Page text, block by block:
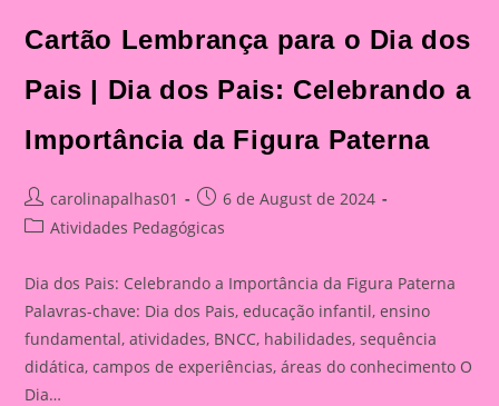
Cartão Lembrança para o Dia dos
Pais | Dia dos Pais: Celebrando a
Importância da Figura Paterna
Post
author:
carolinapalhas01
Post
published:
6 de August de 2024
PostAtividades Pedagógicas
Dia dos Pais: Celebrando a Importância da Figura Paterna
Palavras-chave: Dia dos Pais, educação infantil, ensino
fundamental, atividades, BNCC, habilidades, sequência
didática, campos de experiências, áreas do conhecimento O
Dia…